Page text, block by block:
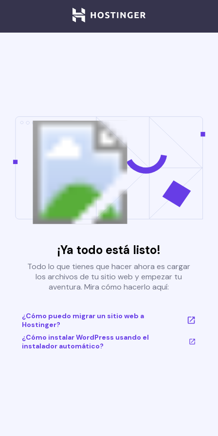
¡Ya todo está listo!
Todo lo que tienes que hacer ahora es cargar
los archivos de tu sitio web y empezar tu
aventura. Mira cómo hacerlo aquí:
¿Cómo puedo migrar un sitio web a
Hostinger?
¿Cómo instalar WordPress usando el
instalador automático?